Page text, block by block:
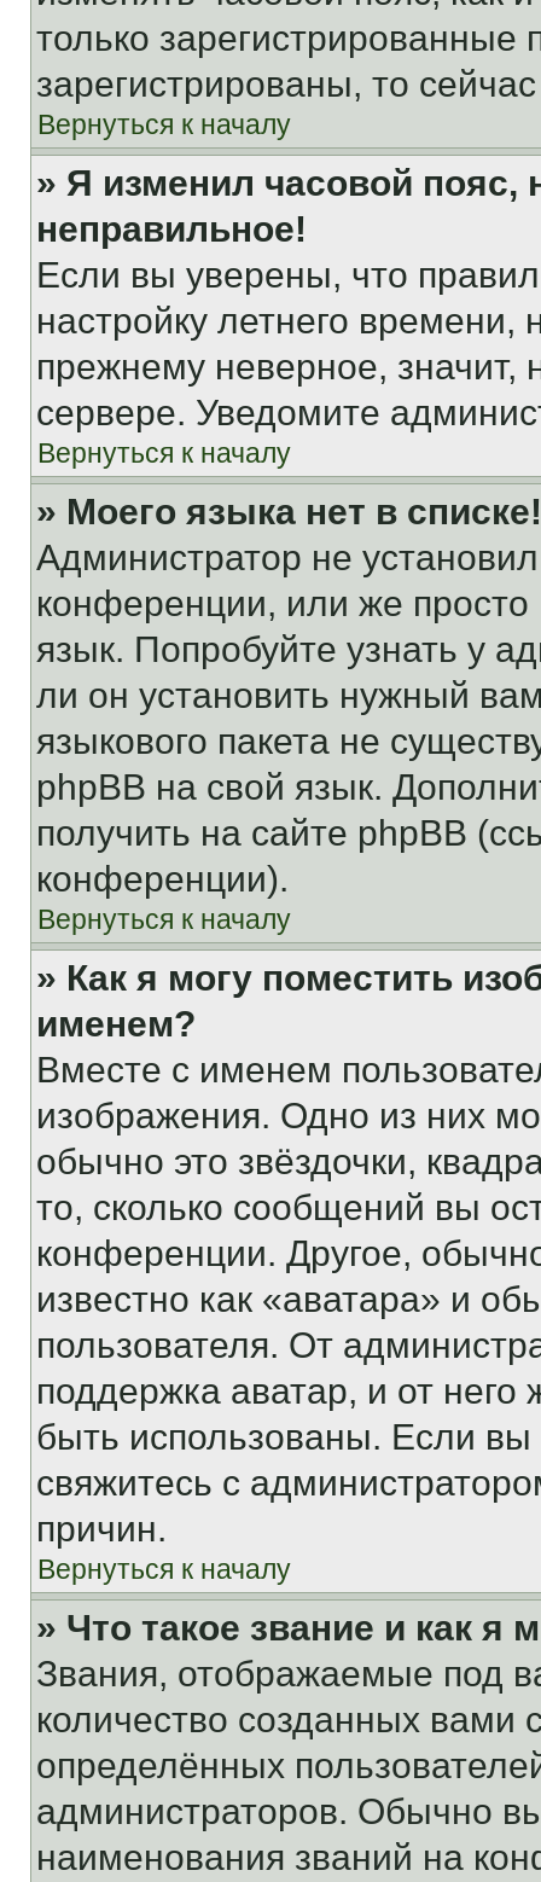
только
зарегистрированы, то
Вернуться к началу
» Я изменил часовой пояс,
неправильное!
Если вы уверены, что
настройку летнего
прежнему неверное, значит,
сервере. Уведомите
Вернуться к началу
» Моего языка нет в списке!
Администратор не
конференции, или же
язык. Попробуйте узнать у
ли он установить нужный
языкового пакета не
phpBB на свой язык.
получить на сайте phpBB
конференции).
Вернуться к началу
» Как я могу поместить
именем?
Вместе с именем
изображения. Одно из них
обычно это звёздочки,
то, сколько сообщений вы
конференции. Другое,
известно как «аватара» и
пользователя. От
поддержка аватар, и от него
быть использованы. Если
свяжитесь с
причин.
Вернуться к началу
» Что такое звание и как я
Звания, отображаемые под
количество созданных
определённых
администраторов. Обычно
наименования званий на